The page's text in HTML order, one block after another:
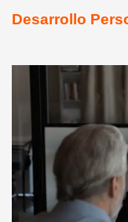
Desarrollo